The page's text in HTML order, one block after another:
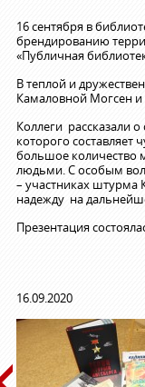
16 сентября в
брендированию
«Публичная
В теплой и
Камаловной Могсен
Коллеги рассказали
которого
большое количество
людьми. С особым
– участниках штурма
надежду на
Презентация
16.09.2020